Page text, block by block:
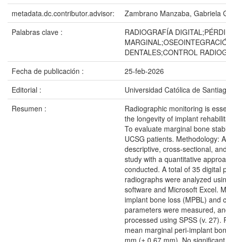
metadata.dc.contributor.advisor:
Zambrano Manzaba, Gabriela
Palabras clave :
RADIOGRAFÍA
DENTALES;CONTROL
Fecha de publicación :
25-feb-2026
Editorial :
Universidad Católica de
Resumen :
Radiographic monitoring is
the longevity of implant
To evaluate marginal bone
UCSG patients. Methodology:
descriptive, cross-sectional,
study with a quantitative
conducted. A total of 35 digital
radiographs were analyzed
software and Microsoft Excel.
implant bone loss (MPBL) and
parameters were measured,
processed using SPSS (v. 27).
mean marginal peri-implant
mm (± 0.67 mm). No